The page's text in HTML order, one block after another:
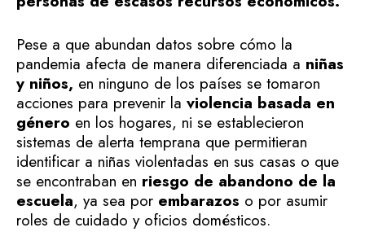
Pese a que abundan datos sobre cómo la
pandemia afecta de manera diferenciada a niñas
y niños, en ninguno de los países se tomaron
acciones para prevenir la violencia basada en
género en los hogares, ni se establecieron
sistemas de alerta temprana que permitieran
identificar a niñas violentadas en sus casas o que
se encontraban en riesgo de abandono de la
escuela, ya sea por embarazos o por asumir
roles de cuidado y oficios domésticos.